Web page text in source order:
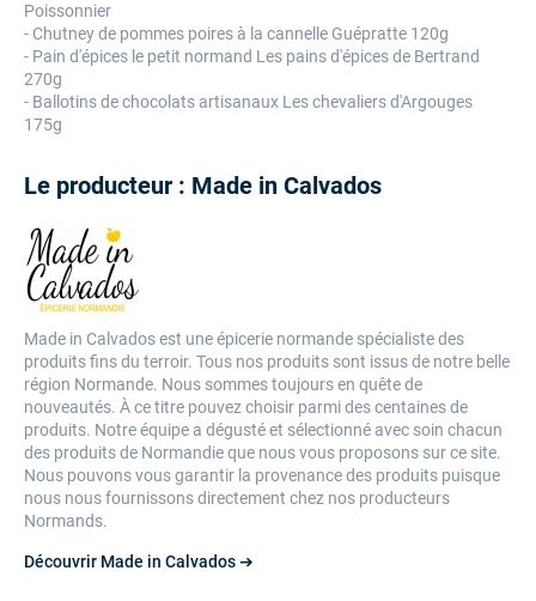
Poissonnier
- Chutney de pommes poires à la cannelle Guépratte 120g
- Pain d'épices le petit normand Les pains d'épices de Bertrand
270g
- Ballotins de chocolats artisanaux Les chevaliers d'Argouges
175g
Le producteur : Made in Calvados
Made in Calvados est une épicerie normande spécialiste des
produits fins du terroir. Tous nos produits sont issus de notre belle
région Normande. Nous sommes toujours en quête de
nouveautés. Àce titre pouvez choisir parmi des centaines de
produits. Notre équipe a dégusté et sélectionné avec soin chacun
des produits de Normandie que nous vous proposons sur ce site.
Nous pouvons vous garantir la provenance des produits puisque
nous nous fournissons directement chez nos producteurs
Normands.
Découvrir Made in Calvados ➔